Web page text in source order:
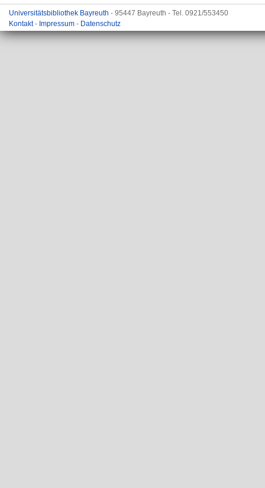
Universitätsbibliothek Bayreuth - 95447 Bayreuth - Tel. 0921/553450
Kontakt- Impressum - Datenschutz